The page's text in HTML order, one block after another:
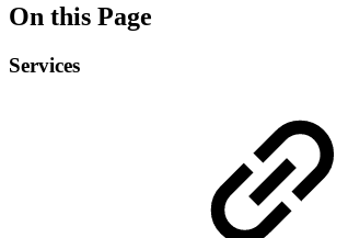
On this Page
Services